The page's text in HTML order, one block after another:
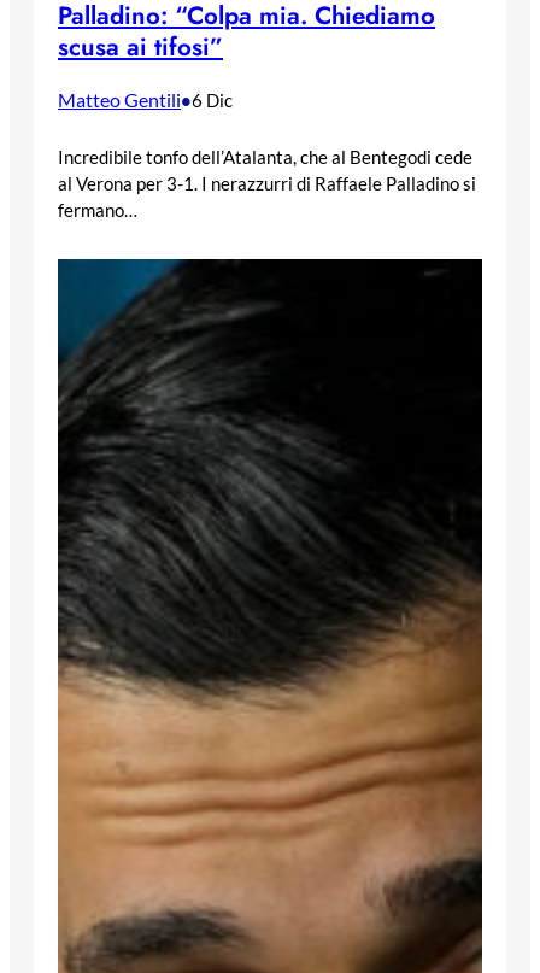
Palladino: “Colpa mia. Chiediamo
scusa ai tifosi”
Matteo Gentili•6 Dic
Incredibile tonfo dell’Atalanta, che al Bentegodi cede
al Verona per 3-1. I nerazzurri di Raffaele Palladino si
fermano…